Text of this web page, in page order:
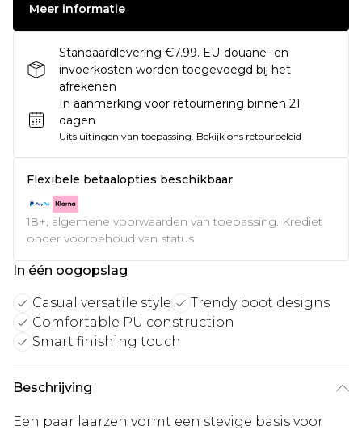
Meer informatie
Standaardlevering €7.99. EU-douane- en
invoerkosten worden toegevoegd bij het
afrekenen
In aanmerking voor retournering binnen 21
dagen
Uitsluitingen van toepassing. Bekijk ons retourbeleid
Flexibele betaalopties beschikbaar
18+, algemene voorwaarden van toepassing. Krediet
onder voorbehoud van status
In één oogopslag
Casual versatile style
Trendy boot designs
Comfortable PU construction
Smart finishing touch
Beschrijving
Een paar laarzen vormt een stevige basis voor